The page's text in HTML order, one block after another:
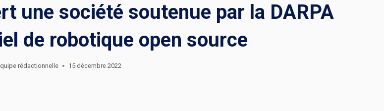
une société soutenue par la DARPA
de robotique open source
rédactionnelle 15 décembre 2022